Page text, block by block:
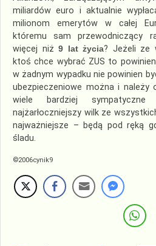
miliardów euro i aktualnie
milionom emerytów w całej
któremu sam przewodniczący
więcej niż 9 lat życia? Jeżeli ze
ktoś chce wybrać ZUS to
w żadnym wypadku nie powinien
ubezpieczeniowe można i
wiele bardziej
najżarłoczniejszy wilk ze
najważniejsze – będą pod ręką
śladu.
©2006cynik9